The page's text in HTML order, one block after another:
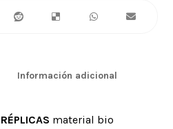
Información adicional
RÉPLICAS material bio